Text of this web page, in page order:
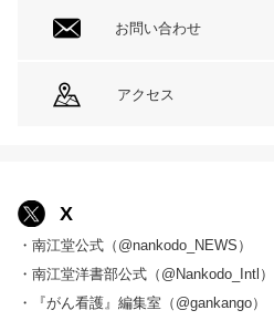
お問い合わせ
アクセス
X
・南江堂公式（@nankodo_NEWS）
・南江堂洋書部公式（@Nankodo_Intl）
・『がん看護』編集室（@gankango）